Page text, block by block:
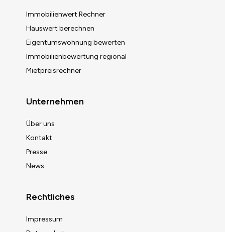
Immobilienwert Rechner
Hauswert berechnen
Eigentumswohnung bewerten
Immobilienbewertung regional
Mietpreisrechner
Unternehmen
Über uns
Kontakt
Presse
News
Rechtliches
Impressum